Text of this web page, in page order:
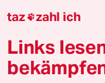
5 56
taz zahl ich
Links